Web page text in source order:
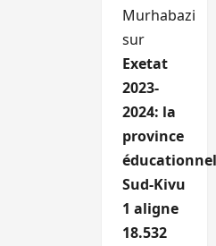
Murhabazi
sur
Exetat
2023-
2024: la
province
Sud-Kivu
1 aligne
18.532